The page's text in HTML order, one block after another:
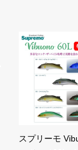
スプリーモ